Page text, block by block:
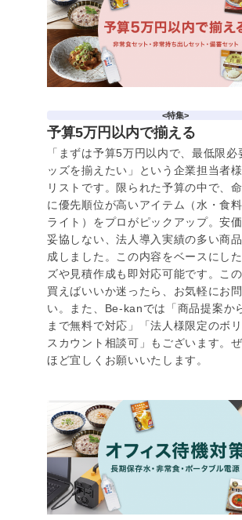
<特集>
予算5万円以内で揃える
「まずは予算5万円以内で、最低限
ッズを揃えたい」という企業担当者
リストです。限られた予算の中で、
に優先順位が高いアイテム（水・食
ライト）をプロがピックアップ。安
妥協しない、法人導入実績の多い商
成しました。この内容をベースにし
ズや見積作成も即対応可能です。こ
買えばいいか迷ったら、お気軽にお
い。また、Be-kanでは「商品提案か
まで無料で対応」「法人様限定のボ
スカウント相談可」もございます。
ほど宜しくお願いいたします。